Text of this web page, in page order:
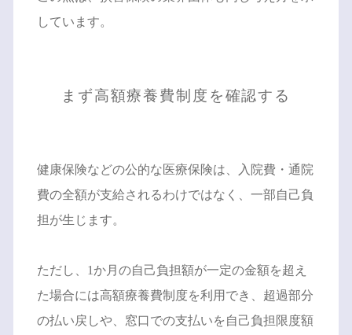
しています。
まず高額療養費制度を確認する
健康保険などの公的な医療保険は、入院費・通院
費の全額が支給されるわけではなく、一部自己負
担が生じます。
ただし、1か月の自己負担額が一定の金額を超え
た場合には高額療養費制度を利用でき、超過部分
の払い戻しや、窓口での支払いを自己負担限度額